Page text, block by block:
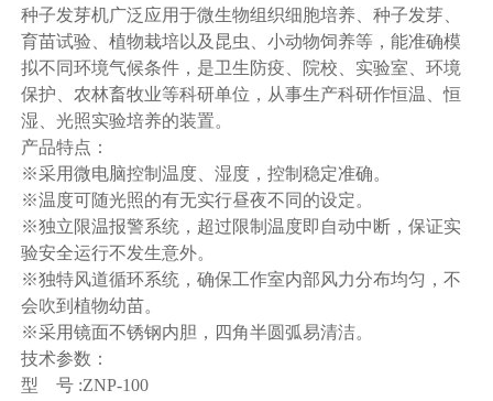
种子发芽机广泛应用于微生物组织细胞培养、种子发芽、
育苗试验、植物栽培以及昆虫、小动物饲养等，能准确模
拟不同环境气候条件，是卫生防疫、院校、实验室、环境
保护、农林畜牧业等科研单位，从事生产科研作恒温、恒
湿、光照实验培养的装置。
产品特点：
※采用微电脑控制温度、湿度，控制稳定准确。
※温度可随光照的有无实行昼夜不同的设定。
※独立限温报警系统，超过限制温度即自动中断，保证实
验安全运行不发生意外。
※独特风道循环系统，确保工作室内部风力分布均匀，不
会吹到植物幼苗。
※采用镜面不锈钢内胆，四角半圆弧易清洁。
技术参数：
型 号 :ZNP-100